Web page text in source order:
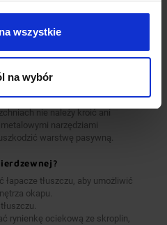
wszystkie
na wybór
wyłącznie środków
nierdzewnej.
powierzchnie
i mleczek ścierających,
nie należy kroić ani
narzędziami
warstwę pasywną.
łapacze tłuszczu, aby umożliwić
okapu.
rynienkę ociekową ze skroplin,